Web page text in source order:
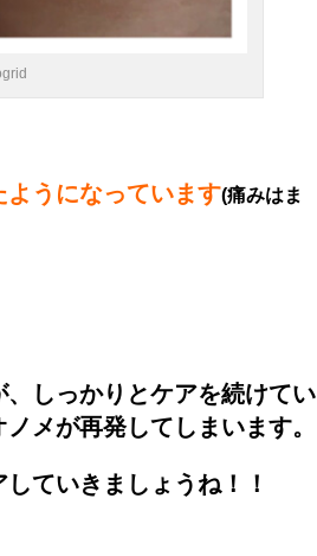
うになっています(痛みはま
しっかりとケアを続けてい
メが再発してしまいます。
ていきましょうね！！